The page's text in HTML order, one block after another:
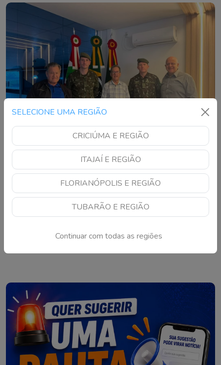
SELECIONE UMA REGIÃO
CRICIÚMA E REGIÃO
ITAJAÍ E REGIÃO
FLORIANÓPOLIS E REGIÃO
TUBARÃO E REGIÃO
Continuar com todas as regiões
Maracajá poderá abrigar base do Exército em
casos de desastres climáticos
Município foi definido como ponto estratégico para atuação
militar em situações de calamidade e reforço às ações da